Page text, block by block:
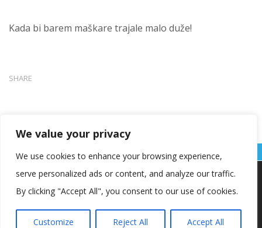
We value your privacy
We use cookies to enhance your browsing experience,
serve personalized ads or content, and analyze our traffic.
By clicking "Accept All", you consent to our use of cookies.
Customize Reject All Accept All
Kada bi barem maškare trajale malo duže!
SHARE
Koristimo kolačiće kako bismo vam pružili najbolje iskustvo na
našoj web stranici.
Informacije o kolačićima koje koristimo ili opcije za